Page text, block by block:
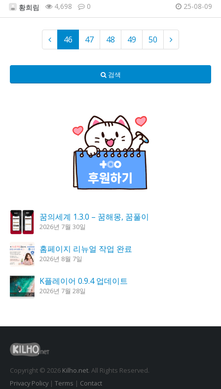
황희림 4,698 0 25-08-09
46 47 48 49 50
검색
꿈의세계 1.3.0 – 꿈해몽, 꿈풀이
2026년 7월 30일
홈페이지 리뉴얼 작업 완료
2026년 8월 7일
K플레이어 0.9.4 업데이트
2026년 7월 28일
도깨비 촛불 1.6.0 업데이트
2026년 7월 23일
Copyright © 2026 Kilho.net. All Rights Reserved.
Privacy Policy| Terms | Contact